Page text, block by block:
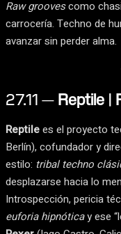
Raw groovescomo
carrocería. Techno de
avanzar sin perder alma.
27.11 — Reptile |
Reptilees el proyecto
Berlín), cofundador y
estilo: tribal techno
desplazarse hacia lo
Introspección, pericia
euforia hipnóticay ese